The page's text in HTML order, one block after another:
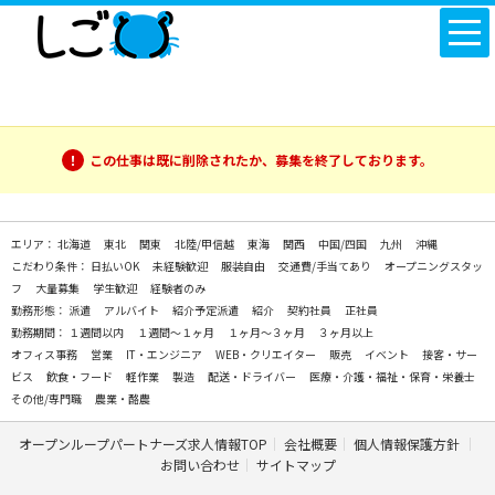
この仕事は既に削除されたか、募集を終了しております。
エリア： 北海道 東北 関東 北陸/甲信越 東海 関西 中国/四国 九州
沖縄
こだわり条件： 日払いOK 未経験歓迎 服装自由 交通費/手当てあり
オープニングスタッ
フ
大量募集 学生歓迎
経験者のみ
勤務形態： 派遣 アルバイト 紹介予定派遣 紹介 契約社員
正社員
勤務期間： １週間以内 １週間～１ヶ月 １ヶ月～３ヶ月
３ヶ月以上
オフィス事務
営業 IT・エンジニア WEB・クリエイター 販売 イベント
接客・サー
ビス
飲食・フード 軽作業 製造 配送・ドライバー
医療・介護・福祉・保育・栄養士
その他/専門職
農業・酪農
オープンループパートナーズ求人情報TOP 会社概要
個人情報保護方針
お問い合わせ
サイトマップ